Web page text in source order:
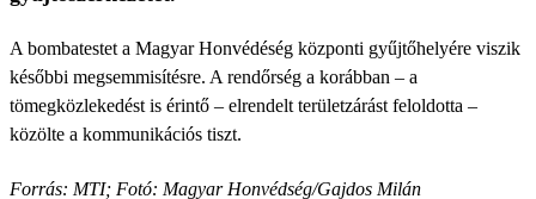
A bombatestet a Magyar Honvédéség központi gyűjtőhelyére viszik
későbbi megsemmisítésre. A rendőrség a korábban – a
tömegközlekedést is érintő – elrendelt területzárást feloldotta –
közölte a kommunikációs tiszt.
Forrás: MTI; Fotó: Magyar Honvédség/Gajdos Milán